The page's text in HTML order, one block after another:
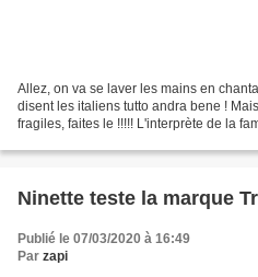
Allez, on va se laver les mains en
disent les italiens tutto andra bene !
fragiles, faites le !!!!! L'interprète de la
Ninette teste la marque
Publié le 07/03/2020 à 16:49
Par zapi